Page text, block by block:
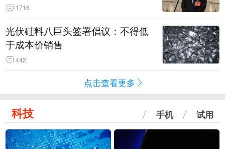
1716
光伏硅料八巨头签署倡议：不得低
于成本价销售
442
点击查看更多
科技 手机 试用